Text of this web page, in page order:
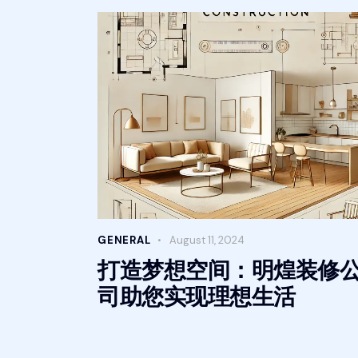
GENERAL August 11, 2024
打造梦想空间：明煌装修
司助您实现理想生活